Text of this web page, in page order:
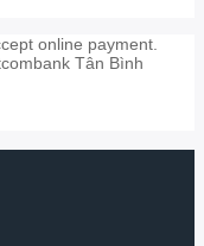
online payment.
Tân Bình